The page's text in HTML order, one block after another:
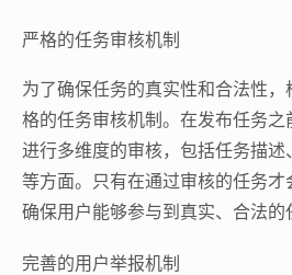
严格的任务审核机制
为了确保任务的真实性和合法性
格的任务审核机制。在发布任务
进行多维度的审核，包括任务描
等方面。只有在通过审核的任务才
确保用户能够参与到真实、合法的
完善的用户举报机制